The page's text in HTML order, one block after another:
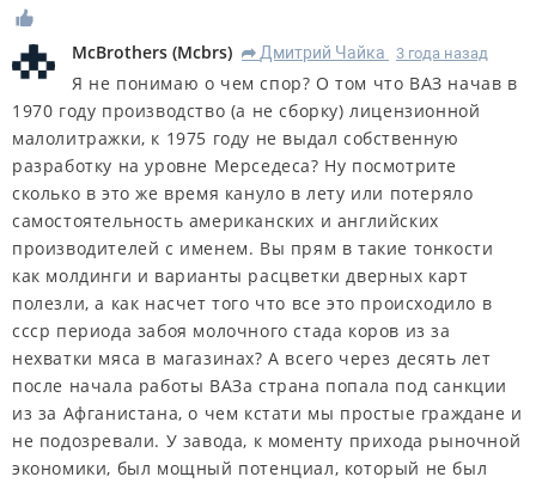
McBrothers (Mcbrs) R Дмитрий Чайка 3 года назад
Я не понимаю о чем спор? О том что ВАЗ начав в
1970 году производство (а не сборку) лицензионной
малолитражки, к 1975 году не выдал собственную
разработку на уровне Мерседеса? Ну посмотрите
сколько в это же время кануло в лету или потеряло
самостоятельность американских и английских
производителей с именем. Вы прям в такие тонкости
как молдинги и варианты расцветки дверных карт
полезли, а как насчет того что все это происходило в
ссср периода забоя молочного стада коров из за
нехватки мяса в магазинах? А всего через десять лет
после начала работы ВАЗа страна попала под санкции
из за Афганистана, о чем кстати мы простые граждане и
не подозревали. У завода, к моменту прихода рыночной
экономики, был мощный потенциал, который не был